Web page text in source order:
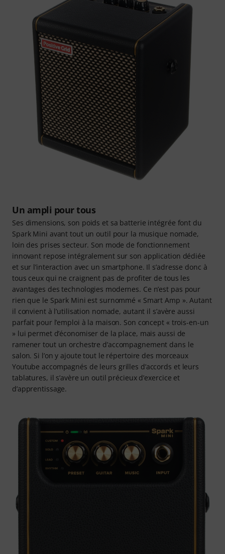
Un ampli pour tous
Ses dimensions, son poids et sa batterie intégrée font du
Spark Mini avant tout un outil pour la musique nomade,
loin des prises secteur. Son mode de fonctionnement
innovant repose intégralement sur son application dédiée
et sur l’interaction avec un smartphone. Il s’adresse donc à
tous ceux qui ne craignent pas de profiter de tous les
avantages des technologies modernes. Ce n’est pas pour
rien que le Spark Mini est surnommé « Smart Amp ». Autant
il convient à l’utilisation nomade, autant il s’avère aussi
parfait pour l’emploi à la maison. Son concept « trois-en-un
» lui permet d’économiser de la place, mais aussi de
ramener tout un orchestre d’accompagnement dans le
salon. Si l’on y ajoute tout le répertoire des morceaux
Youtube accompagnés de leurs grilles d’accords et leurs
tablatures, il s’avère un outil précieux d’exercice et
d’apprentissage.